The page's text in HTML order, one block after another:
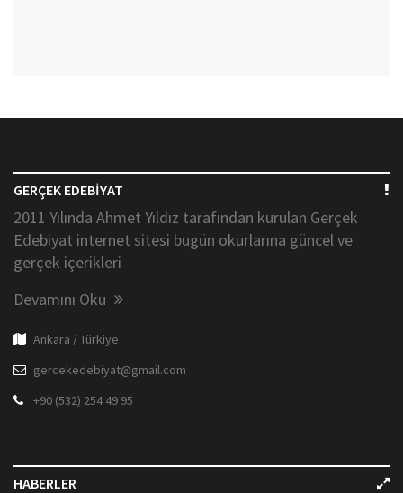
GERÇEK EDEBİYAT
2011 Yılında Ahmet Yıldız tarafından kurulan Gerçek
Edebiyat internet sitesi bugün okurlarına güncel ve
gerçek içerikleri
Devamını Oku
Ankara / Türkiye
gercekedebiyat@gmail.com
+90 (532) 254 49 95
HABERLER